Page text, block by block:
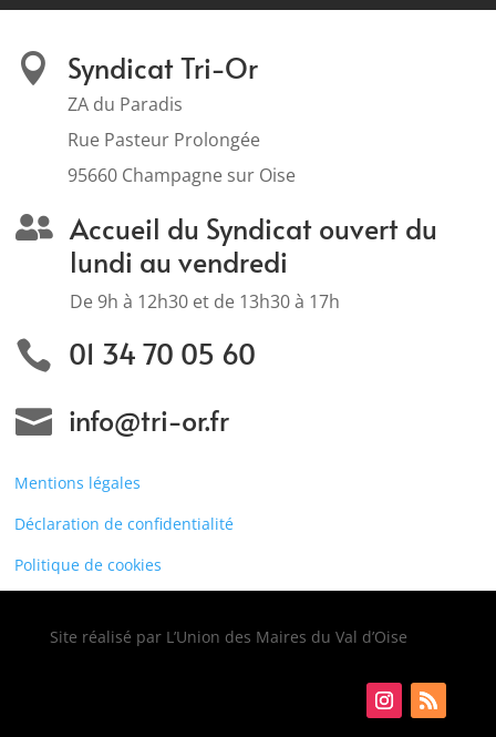
 Syndicat Tri-Or
ZA du Paradis
Rue Pasteur Prolongée
95660 Champagne sur Oise
 Accueil du Syndicat ouvert du
lundi au vendredi
De 9h à 12h30 et de 13h30 à 17h
 01 34 70 05 60
 info@tri-or.fr
Mentions légales
Déclaration de confidentialité
Politique de cookies
Site réalisé par L’Union des Maires du Val d’Oise